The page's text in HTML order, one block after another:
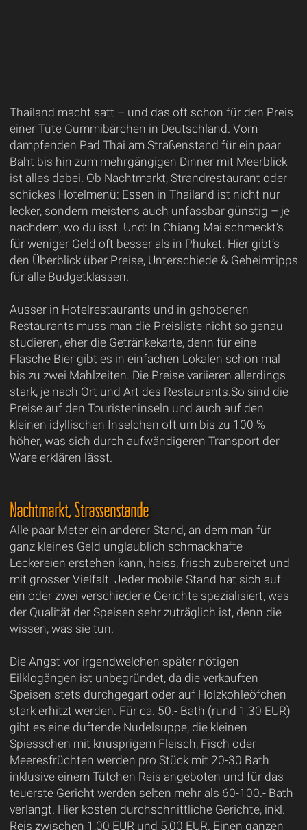
Thailand macht satt – und das oft schon für den Preis
einer Tüte Gummibärchen in Deutschland. Vom
dampfenden Pad Thai am Straßenstand für ein paar
Baht bis hin zum mehrgängigen Dinner mit Meerblick
ist alles dabei. Ob Nachtmarkt, Strandrestaurant oder
schickes Hotelmenü: Essen in Thailand ist nicht nur
lecker, sondern meistens auch unfassbar günstig – je
nachdem, wo du isst. Und: In Chiang Mai schmeckt’s
für weniger Geld oft besser als in Phuket. Hier gibt’s
den Überblick über Preise, Unterschiede & Geheimtipps
für alle Budgetklassen.
Ausser in Hotelrestaurants und in gehobenen
Restaurants muss man die Preisliste nicht so genau
studieren, eher die Getränkekarte, denn für eine
Flasche Bier gibt es in einfachen Lokalen schon mal
bis zu zwei Mahlzeiten. Die Preise variieren allerdings
stark, je nach Ort und Art des Restaurants.So sind die
Preise auf den Touristeninseln und auch auf den
kleinen idyllischen Inselchen oft um bis zu 100 %
höher, was sich durch aufwändigeren Transport der
Ware erklären lässt.
Nachtmarkt, Strassenstände
Alle paar Meter ein anderer Stand, an dem man für
ganz kleines Geld unglaublich schmackhafte
Leckereien erstehen kann, heiss, frisch zubereitet und
mit grosser Vielfalt. Jeder mobile Stand hat sich auf
ein oder zwei verschiedene Gerichte spezialisiert, was
der Qualität der Speisen sehr zuträglich ist, denn die
wissen, was sie tun.
Die Angst vor irgendwelchen später nötigen
Eilklogängen ist unbegründet, da die verkauften
Speisen stets durchgegart oder auf Holzkohleöfchen
stark erhitzt werden. Für ca. 50.- Bath (rund 1,30 EUR)
gibt es eine duftende Nudelsuppe, die kleinen
Spiesschen mit knusprigem Fleisch, Fisch oder
Meeresfrüchten werden pro Stück mit 20-30 Bath
inklusive einem Tütchen Reis angeboten und für das
teuerste Gericht werden selten mehr als 60-100.- Bath
verlangt. Hier kosten durchschnittliche Gerichte, inkl.
Reis zwischen 1,00 EUR und 5,00 EUR. Einen ganzen